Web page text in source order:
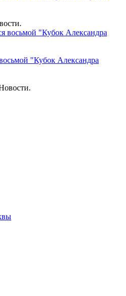
"Кубок Александра